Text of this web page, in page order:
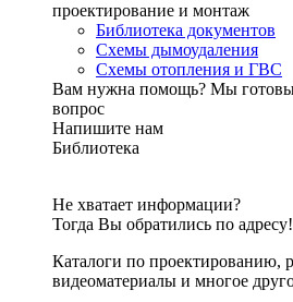
проектирование и монтаж
Библиотека документов
Схемы дымоудаления
Схемы отопления и ГВС
Вам нужна помощь? Мы
вопрос
Напишите нам
Библиотека
Не хватает информации?
Тогда Вы обратились по адресу!
Каталоги по проектированию,
видеоматериалы и многое